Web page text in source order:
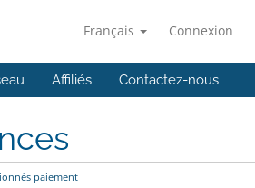
Français Connexion
Affiliés Contactez-nous
paiement